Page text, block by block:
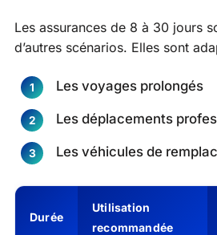
Les assurances de 8 à 30 jours
d’autres scénarios. Elles sont
Les voyages prolongés
Les déplacements
Les véhicules de
Durée
Utilisation
recommandée